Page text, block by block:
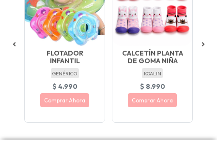
FLOTADOR
INFANTIL
GENÉRICO
$ 4.990
Comprar Ahora
CALCETÍN PLANTA
DE GOMA NIÑA
KOALIN
$ 8.990
Comprar Ahora